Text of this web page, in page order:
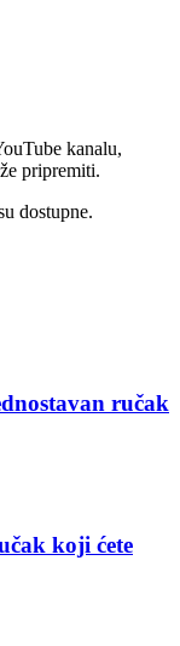
kanalu,
pripremiti.
dostupne.
ručak
koji ćete